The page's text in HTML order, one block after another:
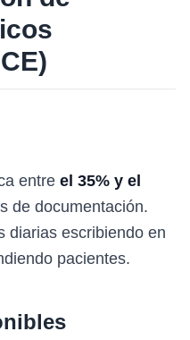
entre el 35% y el
de documentación.
diarias escribiendo en
pacientes.